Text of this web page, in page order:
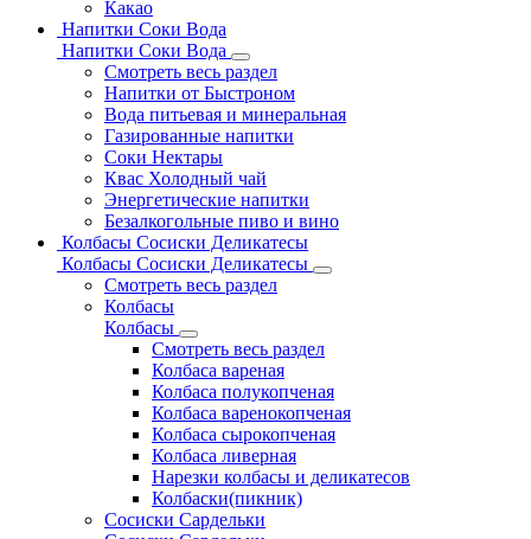
Какао
Напитки Соки Вода
Напитки Соки Вода
Смотреть весь раздел
Напитки от Быстроном
Вода питьевая и минеральная
Газированные напитки
Соки Нектары
Квас Холодный чай
Энергетические напитки
Безалкогольные пиво и вино
Колбасы Сосиски Деликатесы
Колбасы Сосиски Деликатесы
Смотреть весь раздел
Колбасы
Колбасы
Смотреть весь раздел
Колбаса вареная
Колбаса полукопченая
Колбаса варенокопченая
Колбаса сырокопченая
Колбаса ливерная
Нарезки колбасы и деликатесов
Колбаски(пикник)
Сосиски Сардельки